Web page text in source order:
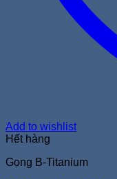
Add to wishlist
Hết hàng
Gọng B-Titanium